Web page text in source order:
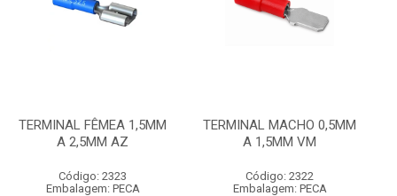
TERMINAL FÊMEA 1,5MM
A 2,5MM AZ
Código: 2323
Embalagem: PECA
TERMINAL MACHO 0,5MM
A 1,5MM VM
Código: 2322
Embalagem: PECA